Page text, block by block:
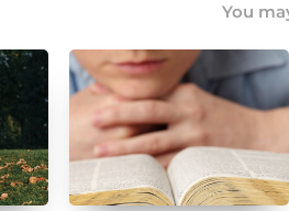
You